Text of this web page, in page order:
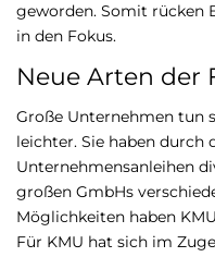
geworden. Somit rücken
in den Fokus.
Neue Arten der
Große Unternehmen tun
leichter. Sie haben durch
Unternehmensanleihen
großen GmbHs
Möglichkeiten haben
Für KMU hat sich im